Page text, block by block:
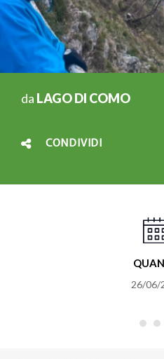
da LAGO DI COMO
CONDIVIDI
26/06/